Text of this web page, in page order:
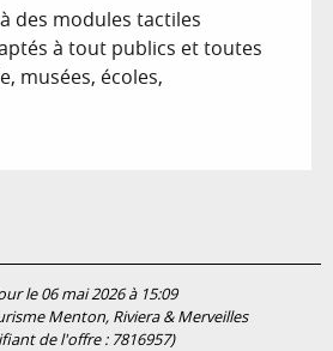
des modules tactiles
à tout publics et toutes
musées, écoles,
le 06 mai 2026 à 15:09
Menton, Riviera & Merveilles
de l'offre : 7816957)